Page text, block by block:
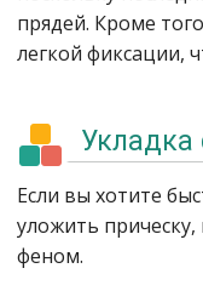
прядей. Кроме
легкой фиксации,
Если вы хотите
уложить
феном.